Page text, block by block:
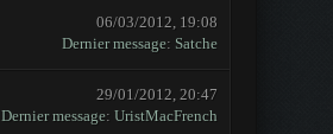
06/03/2012, 19:08
Dernier message: Satche
29/01/2012, 20:47
Dernier message: UristMacFrench